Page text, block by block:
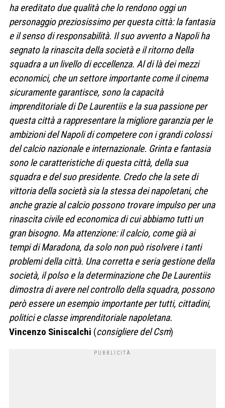
ha ereditato due qualità che lo rendono oggi un
personaggio preziosissimo per questa città: la fantasia
e il senso di responsabilità. Il suo avvento a Napoli ha
segnato la rinascita della società e il ritorno della
squadra a un livello di eccellenza. Al di là dei mezzi
economici, che un settore importante come il cinema
sicuramente garantisce, sono la capacità
imprenditoriale di De Laurentiis e la sua passione per
questa città a rappresentare la migliore garanzia per le
ambizioni del Napoli di competere con i grandi colossi
del calcio nazionale e internazionale. Grinta e fantasia
sono le caratteristiche di questa città, della sua
squadra e del suo presidente. Credo che la sete di
vittoria della società sia la stessa dei napoletani, che
anche grazie al calcio possono trovare impulso per una
rinascita civile ed economica di cui abbiamo tutti un
gran bisogno. Ma attenzione: il calcio, come già ai
tempi di Maradona, da solo non può risolvere i tanti
problemi della città. Una corretta e seria gestione della
società, il polso e la determinazione che De Laurentiis
dimostra di avere nel controllo della squadra, possono
però essere un esempio importante per tutti, cittadini,
politici e classe imprenditoriale napoletana.
Vincenzo Siniscalchi (consigliere del Csm)